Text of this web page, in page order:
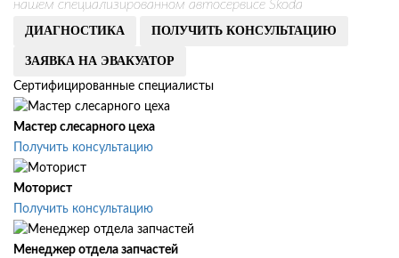
нашем специализированном автосервисе Skoda
ДИАГНОСТИКА ПОЛУЧИТЬ КОНСУЛЬТАЦИЮ
ЗАЯВКА НА ЭВАКУАТОР
Сертифицированные специалисты
Мастер слесарного цеха
Получить консультацию
Моторист
Получить консультацию
Менеджер отдела запчастей